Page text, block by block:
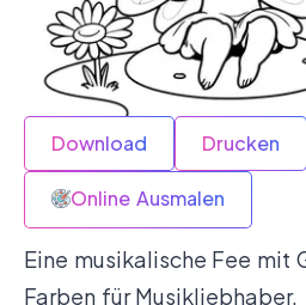
Download Drucken
Online Ausmalen
Eine musikalische Fee mit
Farben für Musikliebhaber.